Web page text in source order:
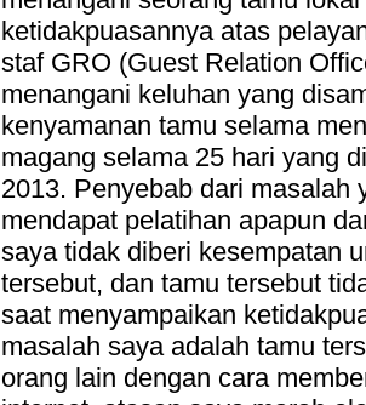
ketidakpuasannya atas
staf GRO (Guest Relation
menangani keluhan yang
kenyamanan tamu selama
magang selama 25 hari yang
2013. Penyebab dari masalah
mendapat pelatihan apapun
saya tidak diberi kesempatan
tersebut, dan tamu tersebut
saat menyampaikan
masalah saya adalah tamu
orang lain dengan cara